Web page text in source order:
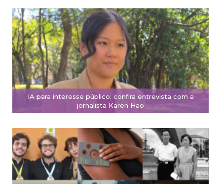
IA para interesse público: confira entrevista com a
jornalista Karen Hao